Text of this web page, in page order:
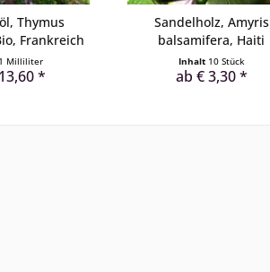
Thymus
Frankreich
1 Milliliter
*
Sandelholz, Amyris
balsamifera, Haiti
Inhalt 10 Stück
ab € 3,30 *